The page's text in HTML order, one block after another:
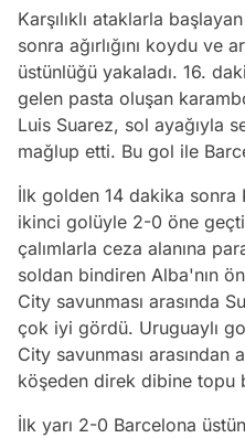
Karşılıklı ataklarla
sonra ağırlığını koydu
üstünlüğü yakaladı. 16.
gelen pasta oluşan
Luis Suarez, sol ayağıyla
mağlup etti. Bu gol ile
İlk golden 14 dakika sonra
ikinci golüyle 2-0 öne
çalımlarla ceza alanına
soldan bindiren Alba'nın
City savunması arasında
çok iyi gördü. Uruguaylı
City savunması arasından
köşeden direk dibine topu
İlk yarı 2-0 Barcelona